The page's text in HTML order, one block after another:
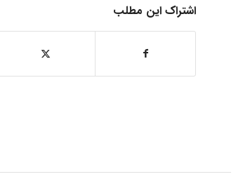
اشتراک این مطلب